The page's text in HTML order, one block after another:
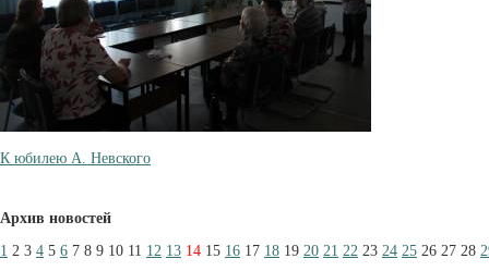
К юбилею А. Невского
Архив новостей
1 2 3 4 5 6 7 8 9 10 11 12 13 14 15 16 17 18 19 20 21 22 23 24 25 26 27 28